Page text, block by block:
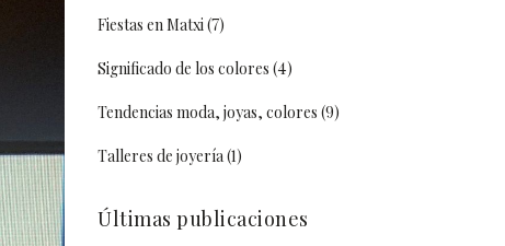
Fiestas en Matxi(7)
Significado de los colores (4)
Tendencias moda, joyas, colores (9)
Talleres de joyería(1)
Últimas publicaciones